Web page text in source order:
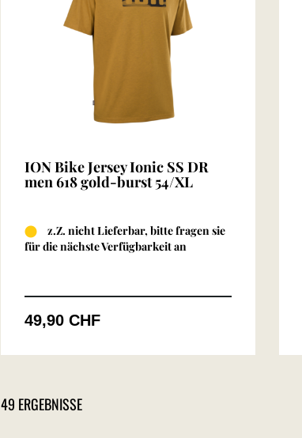
ION Bike Jersey Ionic SS DR
men 618 gold-burst 54/XL
z.Z. nicht Lieferbar, bitte fragen sie
für die nächste Verfügbarkeit an
49,90 CHF
49 ERGEBNISSE